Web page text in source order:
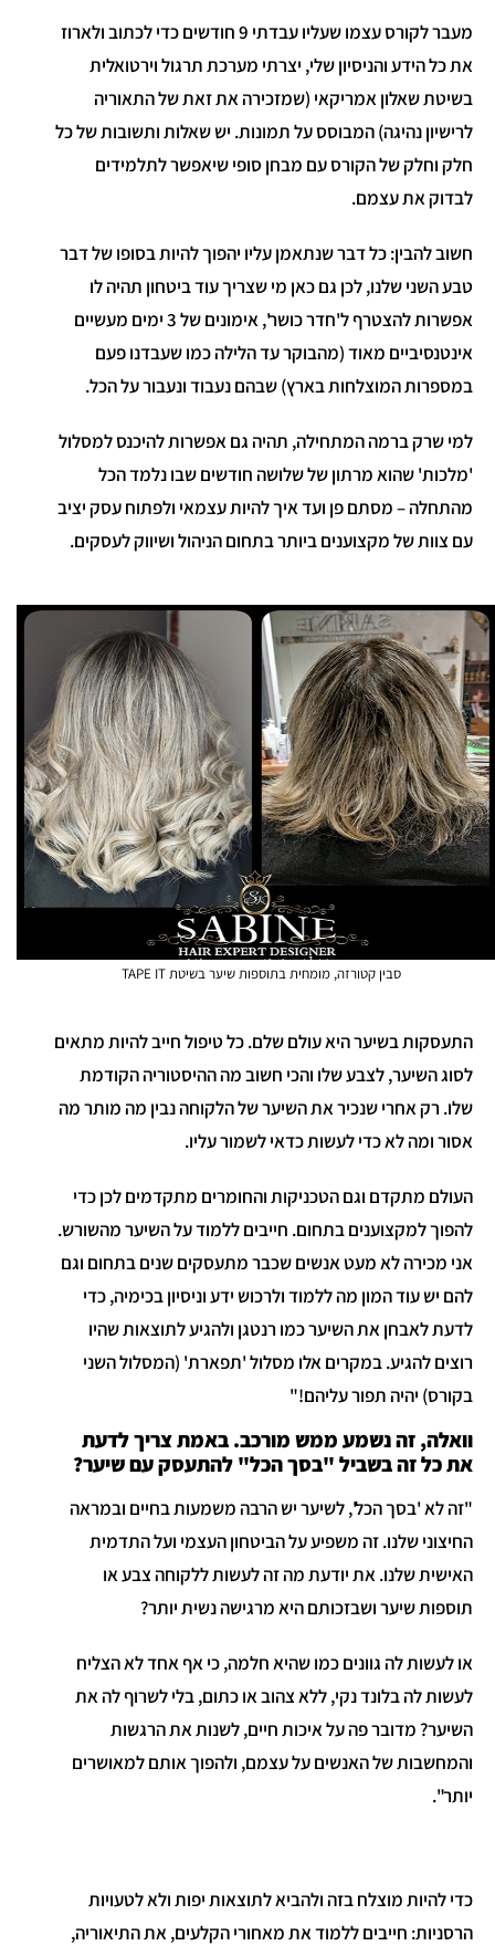
מעבר לקורס עצמו שעליו עבדתי 9 חודשים כדי לכתוב ולארוז
את כל הידע והניסיון שלי, יצרתי מערכת תרגול וירטואלית
בשיטת שאלון אמריקאי (שמזכירה את זאת של התאוריה
לרישיון נהיגה) המבוסס על תמונות. יש שאלות ותשובות של כל
חלק וחלק של הקורס עם מבחן סופי שיאפשר לתלמידים
לבדוק את עצמם.
חשוב להבין: כל דבר שנתאמן עליו יהפוך להיות בסופו של דבר
טבע השני שלנו, לכן גם כאן מי שצריך עוד ביטחון תהיה לו
אפשרות להצטרף ל'חדר כושר', אימונים של 3 ימים מעשיים
אינטנסיביים מאוד (מהבוקר עד הלילה כמו שעבדנו פעם
במספרות המוצלחות בארץ) שבהם נעבוד ונעבור על הכל.
למי שרק ברמה המתחילה, תהיה גם אפשרות להיכנס למסלול
'מלכות' שהוא מרתון של שלושה חודשים שבו נלמד הכל
מהתחלה – מסתם פן ועד איך להיות עצמאי ולפתוח עסק יציב
עם צוות של מקצוענים ביותר בתחום הניהול ושיווק לעסקים.
סבין קטורזה, מומחית בתוספות שיער בשיטת TAPE IT
התעסקות בשיער היא עולם שלם. כל טיפול חייב להיות מתאים
לסוג השיער, לצבע שלו והכי חשוב מה ההיסטוריה הקודמת
שלו. רק אחרי שנכיר את השיער של הלקוחה נבין מה מותר מה
אסור ומה לא כדי לעשות כדאי לשמור עליו.
העולם מתקדם וגם הטכניקות והחומרים מתקדמים לכן כדי
להפוך למקצוענים בתחום. חייבים ללמוד על השיער מהשורש.
אני מכירה לא מעט אנשים שכבר מתעסקים שנים בתחום וגם
להם יש עוד המון מה ללמוד ולרכוש ידע וניסיון בכימיה, כדי
לדעת לאבחן את השיער כמו רנטגן ולהגיע לתוצאות שהיו
רוצים להגיע. במקרים אלו מסלול 'תפארת' (המסלול השני
בקורס) יהיה תפור עליהם!"
וואלה, זה נשמע ממש מורכב. באמת צריך לדעת
את כל זה בשביל "בסך הכל" להתעסק עם שיער?
"זה לא 'בסך הכל', לשיער יש הרבה משמעות בחיים ובמראה
החיצוני שלנו. זה משפיע על הביטחון העצמי ועל התדמית
האישית שלנו. את יודעת מה זה לעשות ללקוחה צבע או
תוספות שיער ושבזכותם היא מרגישה נשית יותר?
או לעשות לה גוונים כמו שהיא חלמה, כי אף אחד לא הצליח
לעשות לה בלונד נקי, ללא צהוב או כתום, בלי לשרוף לה את
השיער? מדובר פה על איכות חיים, לשנות את הרגשות
והמחשבות של האנשים על עצמם, ולהפוך אותם למאושרים
יותר".
כדי להיות מוצלח בזה ולהביא לתוצאות יפות ולא לטעויות
הרסניות: חייבים ללמוד את מאחורי הקלעים, את התיאוריה,